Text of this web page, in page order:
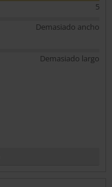
5
Demasiado ancho
Demasiado largo